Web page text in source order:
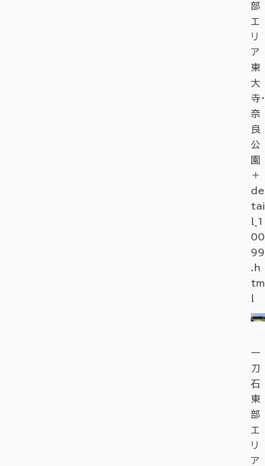
部
エ
リ
ア
東
大
寺・
奈
良
公
園
＋
de
tai
l_1
00
99
.h
tm
一
刀
石
東
部
エ
リ
ア